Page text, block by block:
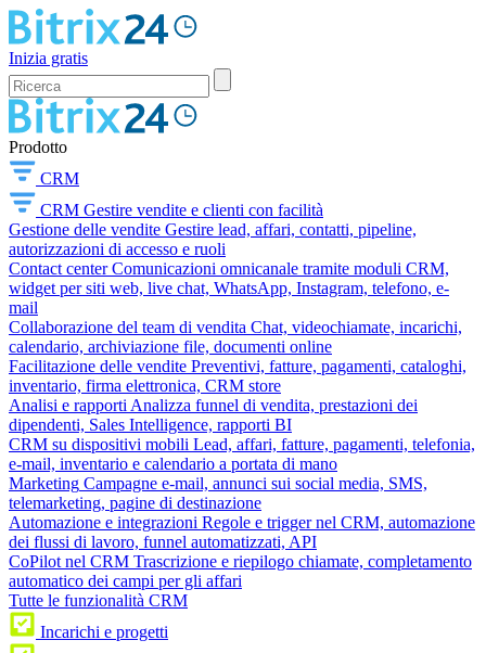
Inizia gratis
Prodotto
CRM
CRM Gestire vendite e clienti con facilità
Gestione delle vendite Gestire lead, affari, contatti, pipeline,
autorizzazioni di accesso e ruoli
Contact center Comunicazioni omnicanale tramite moduli CRM,
widget per siti web, live chat, WhatsApp, Instagram, telefono, e-
mail
Collaborazione del team di vendita Chat, videochiamate, incarichi,
calendario, archiviazione file, documenti online
Facilitazione delle vendite Preventivi, fatture, pagamenti, cataloghi,
inventario, firma elettronica, CRM store
Analisi e rapporti Analizza funnel di vendita, prestazioni dei
dipendenti, Sales Intelligence, rapporti BI
CRM su dispositivi mobili Lead, affari, fatture, pagamenti, telefonia,
e-mail, inventario e calendario a portata di mano
Marketing Campagne e-mail, annunci sui social media, SMS,
telemarketing, pagine di destinazione
Automazione e integrazioni Regole e trigger nel CRM, automazione
dei flussi di lavoro, funnel automatizzati, API
CoPilot nel CRM Trascrizione e riepilogo chiamate, completamento
automatico dei campi per gli affari
Tutte le funzionalità CRM
Incarichi e progetti